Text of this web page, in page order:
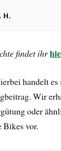
H.
findet ihr
handelt
Wir
oder
Bikes vor.